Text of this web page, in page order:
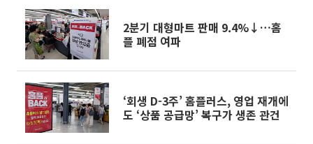
2분기 대형마트 판매 9.4%↓…홈
플 폐점 여파
‘회생 D-3주’ 홈플러스, 영업 재개에
도 ‘상품 공급망’ 복구가 생존 관건